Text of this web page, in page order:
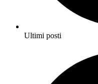
Ultimi posti